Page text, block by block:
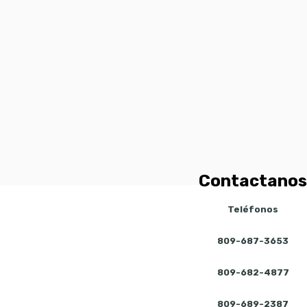
Contactanos
Teléfonos
809-687-3653
809-682-4877
809-689-2387